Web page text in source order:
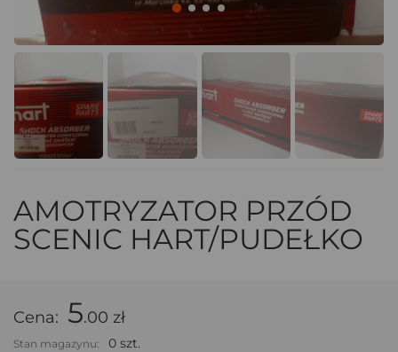
AMOTRYZATOR PRZÓD
SCENIC HART/PUDEŁKO
Cena: 5.00 zł
Stan magazynu: 0 szt.